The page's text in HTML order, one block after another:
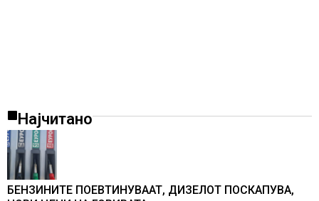
Најчитано
БЕНЗИНИТЕ ПОЕВТИНУВААТ, ДИЗЕЛОТ ПОСКАПУВА,